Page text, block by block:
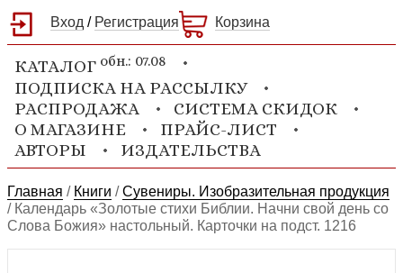
Вход / Регистрация Корзина
КАТАЛОГ обн.: 07.08
ПОДПИСКА НА РАССЫЛКУ
РАСПРОДАЖА
СИСТЕМА СКИДОК
О МАГАЗИНЕ
ПРАЙС-ЛИСТ
АВТОРЫ
ИЗДАТЕЛЬСТВА
Главная / Книги /Сувениры. Изобразительная продукция
/ Календарь «Золотые стихи Библии. Начни свой день со
Слова Божия» настольный. Карточки на подст. 1216